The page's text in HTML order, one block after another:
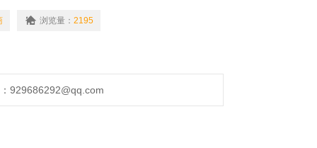
）。
1 CAT.III 300V。
浏览量： 2195
929686292@qq.com